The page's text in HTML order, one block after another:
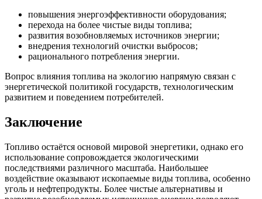
повышения энергоэффективности оборудования;
перехода на более чистые виды топлива;
развития возобновляемых источников энергии;
внедрения технологий очистки выбросов;
рационального потребления энергии.
Вопрос влияния топлива на экологию напрямую связан с
энергетической политикой государств, технологическим
развитием и поведением потребителей.
Заключение
Топливо остаётся основой мировой энергетики, однако его
использование сопровождается экологическими
последствиями различного масштаба. Наибольшее
воздействие оказывают ископаемые виды топлива, особенно
уголь и нефтепродукты. Более чистые альтернативы и